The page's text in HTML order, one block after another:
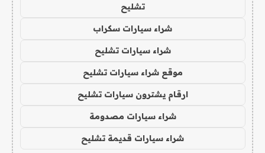
تشليح
شراء سيارات سكراب
شراء سيارات تشليح
موقع شراء سيارات تشليح
ارقام يشترون سيارات تشليح
شراء سيارات مصدومة
شراء سيارات قديمة تشليح